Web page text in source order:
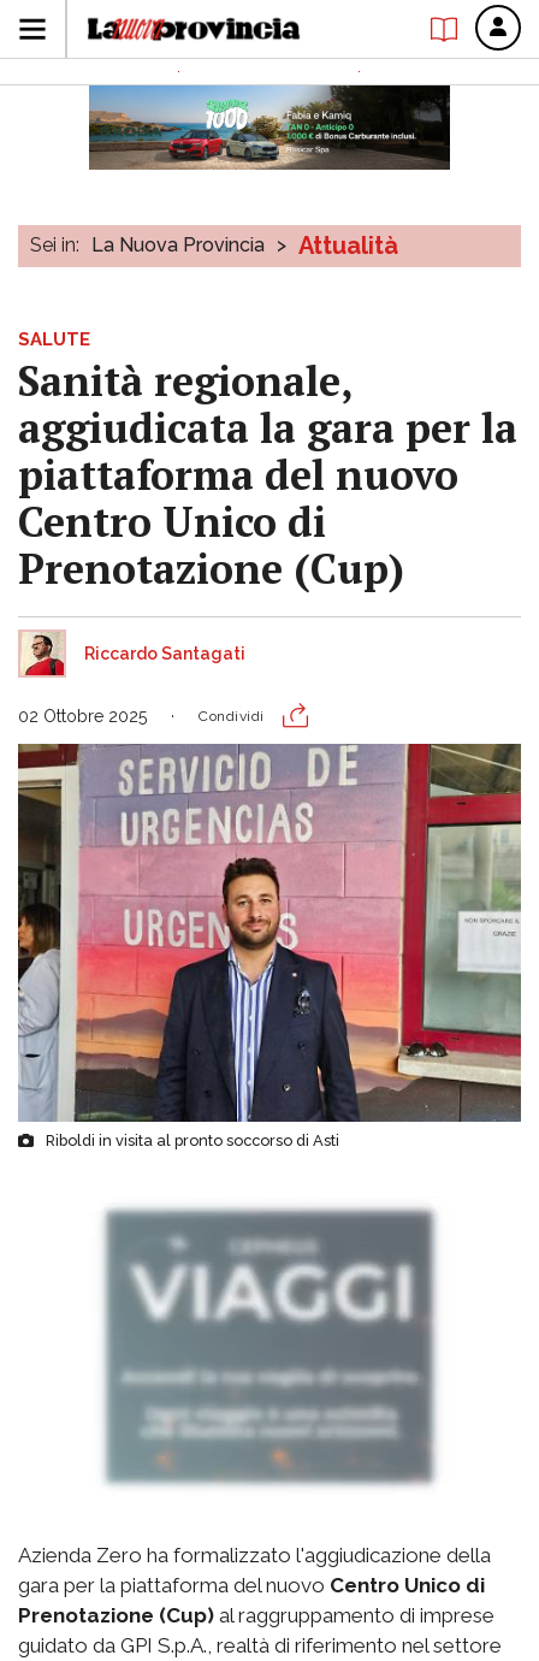
Sei in: La Nuova Provincia > Attualità
SALUTE
Sanità regionale,
aggiudicata la gara per la
piattaforma del nuovo
Centro Unico di
Prenotazione (Cup)
Riccardo Santagati
02 Ottobre 2025 Condividi
Riboldi in visita al pronto soccorso di Asti
Azienda Zero ha formalizzato l'aggiudicazione della
gara per la piattaforma del nuovo Centro Unico di
Prenotazione (Cup) al raggruppamento di imprese
guidato da GPI S.p.A., realtà di riferimento nel settore